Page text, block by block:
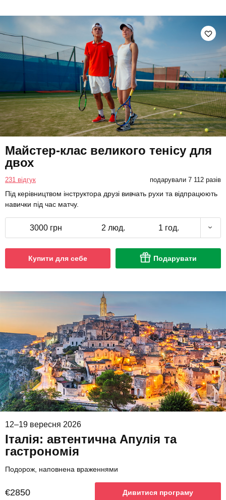
Майстер-клас великого тенісу для
двох
231 відгук подарували 7 112 разів
Під керівництвом інструктора друзі вивчать рухи та відпрацюють
навички під час матчу.
3000 грн 2 люд. 1 год.
Купити для себе Подарувати
12–19 вересня 2026
Італія: автентична Апулія та
гастрономія
Подорож, наповнена враженнями
€2850 Дивитися програму